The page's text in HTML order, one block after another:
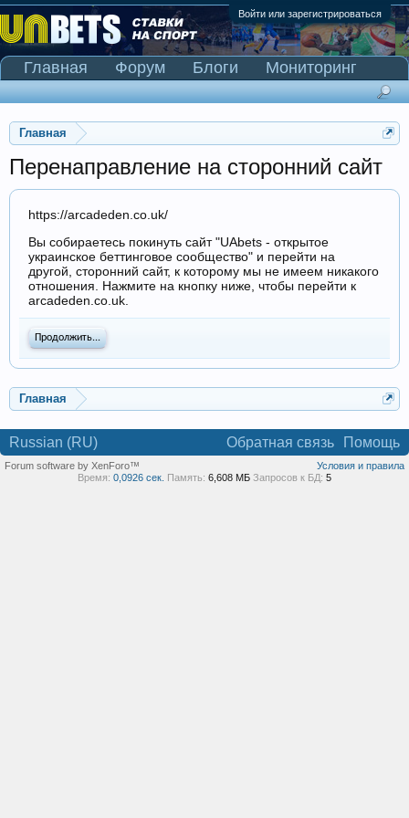
Войти или зарегистрироваться
Главная
Перенаправление на сторонний сайт
https://arcadeden.co.uk/
Вы собираетесь покинуть сайт "UAbets - открытое
украинское беттинговое сообщество" и перейти на
другой, сторонний сайт, к которому мы не имеем никакого
отношения. Нажмите на кнопку ниже, чтобы перейти к
arcadeden.co.uk.
Продолжить...
Главная
Главная Форум Блоги
Мониторинг
Сканер Pinnacle
Russian (RU) Обратная связь Помощь
Условия и правила
Forum software by XenForo™
Время: 0,0926 сек. Память: 6,608 МБ Запросов к БД: 5